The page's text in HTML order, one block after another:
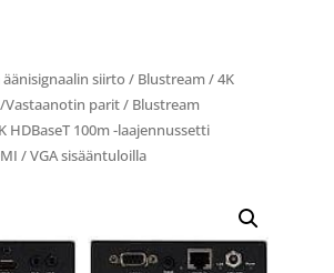
äänisignaalin siirto / Blustream/4K
Vastaanotin parit/ Blustream
HDBaseT 100m -laajennussetti
/ VGA sisääntuloilla